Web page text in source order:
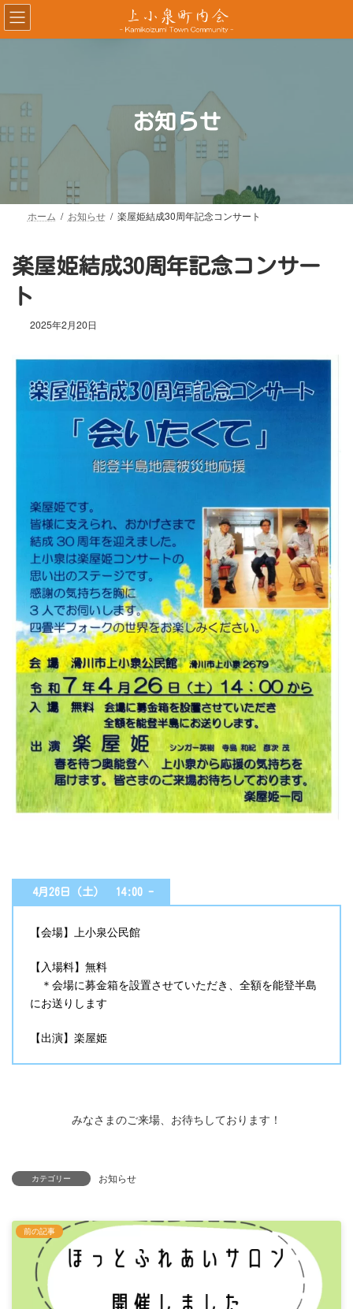
コ
ン
テ
ッ
ナ
ビ
ゲ
移
お知らせ
ホーム お知らせ 楽屋姫結成30周年記念コンサート
楽屋姫結成30周年記念コンサー
ト
2025年2月20日
4月26日（土） 14:00 -
【会場】上小泉公民館
【入場料】無料
＊会場に募金箱を設置させていただき、全額を能登半島
にお送りします
【出演】楽屋姫
みなさまのご来場、お待ちしております！
カテゴリー お知らせ
前の記事